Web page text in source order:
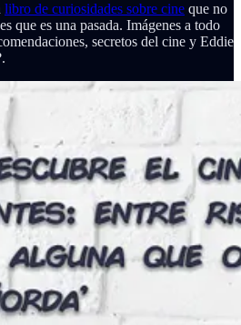
libro de curiosidades sobre cine que no
que es una pasada. Imágenes a todo
secretos del cine y Eddie